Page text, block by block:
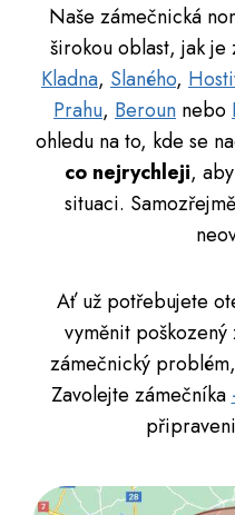
Naše zámečnická
širokou oblast, jak je
Kladna, Slaného,
Prahu, Beroun nebo
ohledu na to, kde se
co nejrychleji,
situaci.
Ať už potřebujete
vyměnit
zámečnický problém,
Zavolejte zámečníka